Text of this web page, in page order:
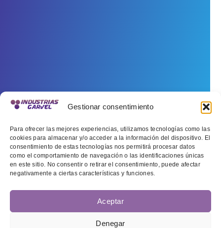
Gestionar consentimiento
Para ofrecer las mejores experiencias, utilizamos tecnologías como las
cookies para almacenar y/o acceder a la información del dispositivo. El
consentimiento de estas tecnologías nos permitirá procesar datos
como el comportamiento de navegación o las identificaciones únicas
en este sitio. No consentir o retirar el consentimiento, puede afectar
negativamente a ciertas características y funciones.
Aceptar
Denegar